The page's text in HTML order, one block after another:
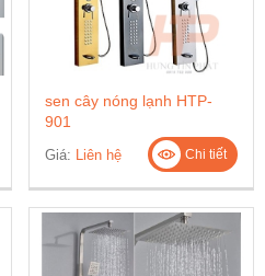
sen cây nóng lạnh HTP-
901
Giá: Liên hệ Chi tiết